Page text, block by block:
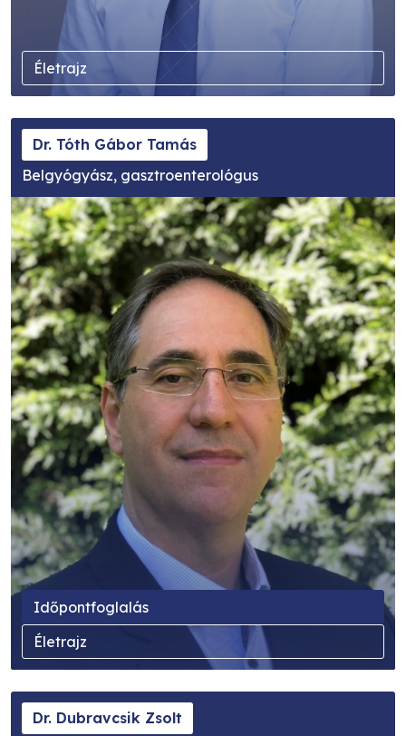
Életrajz
Dr. Tóth Gábor Tamás
Belgyógyász, gasztroenterológus
Időpontfoglalás
Életrajz
Dr. Dubravcsik Zsolt